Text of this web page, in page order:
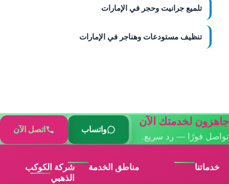
تلميع جرانيت وحجر في الإمارات
تنظيف مستودعات وهناجر في الإمارات
لخدمتك الآن
فورًا — رد سريع.
واتساب اتصل الآن
مناطق الخدمة
شركة الكوكب
الذهبي